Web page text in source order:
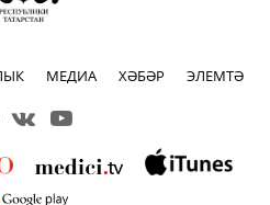
МЕДИА ХӘБӘР ЭЛЕМТӘ